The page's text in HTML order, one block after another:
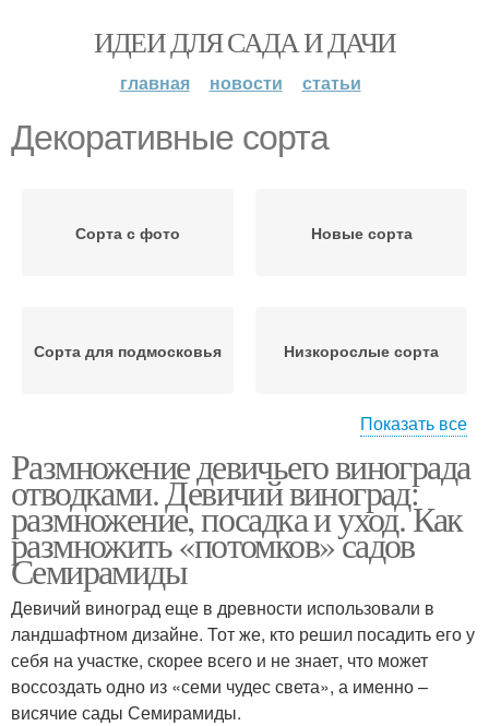
ИДЕИ ДЛЯ САДА И ДАЧИ
главная новости статьи
Декоративные сорта
Сорта с фото Новые сорта
Сорта для подмосковья Низкорослые сорта
Карликовые сорта Красивые сорта
Сладкоплодные сорта
Лавролистный сорт
Показать все
Размножение девичьего винограда
отводками. Девичий виноград:
размножение, посадка и уход. Как
размножить «потомков» садов
Семирамиды
Девичий виноград еще в древности использовали в
ландшафтном дизайне. Тот же, кто решил посадить его у
себя на участке, скорее всего и не знает, что может
воссоздать одно из «семи чудес света», а именно –
висячие сады Семирамиды.